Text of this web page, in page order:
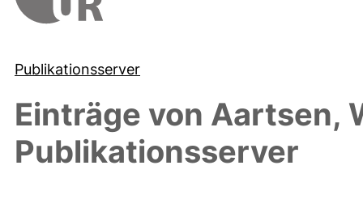
Publikationsserver
Einträge von Aartsen,
Publikationsserver